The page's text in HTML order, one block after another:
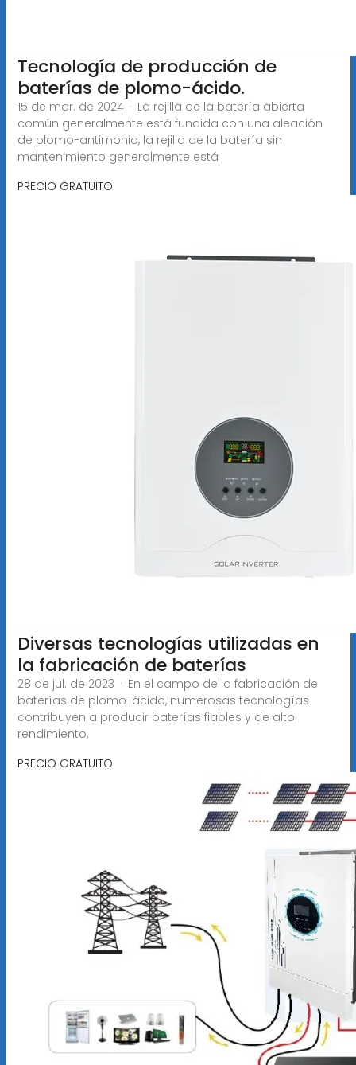
Tecnología de producción de
baterías de plomo-ácido.
15 de mar. de 2024 · La rejilla de la batería abierta
común generalmente está fundida con una aleación
de plomo-antimonio, la rejilla de la batería sin
mantenimiento generalmente está
PRECIO GRATUITO
Diversas tecnologías utilizadas en
la fabricación de baterías
28 de jul. de 2023 · En el campo de la fabricación de
baterías de plomo-ácido, numerosas tecnologías
contribuyen a producir baterías fiables y de alto
rendimiento.
PRECIO GRATUITO